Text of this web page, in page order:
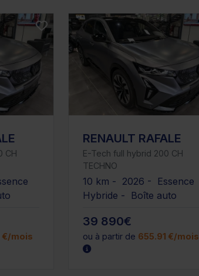
CH
€/mois
RENAULT RAFALE
E-Tech full hybrid 200 CH
TECHNO
10 km - 2026 - Essence
Hybride - Boîte auto
39 890€
ou à partir de 655.91 €/mois